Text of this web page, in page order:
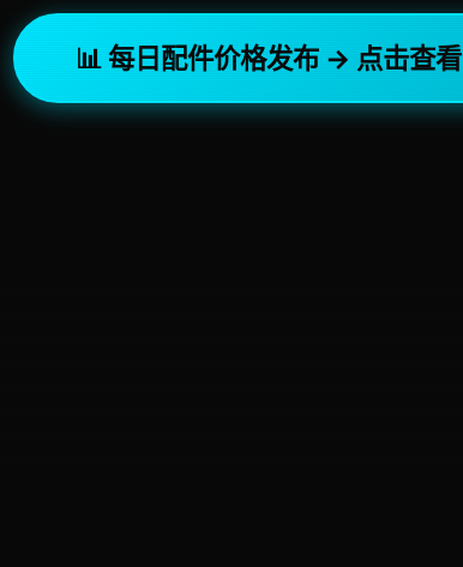
📊 每日配件价格发布 → 点击查看